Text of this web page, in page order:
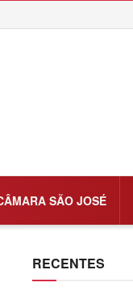
SÃO JOSÉ
RECENTES